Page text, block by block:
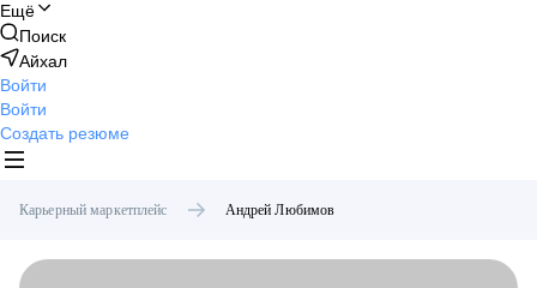
Ещё
Поиск
Айхал
Войти
Войти
Создать резюме
Карьерный маркетплейс Андрей Любимов